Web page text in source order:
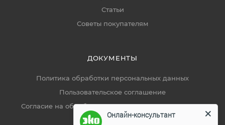
Статьи
Советы покупателям
ДОКУМЕНТЫ
Политика обработки персональных данных
Пользовательское соглашение
Согласие на обработку метрическими программами
Реквизиты
Онлайн-консультант